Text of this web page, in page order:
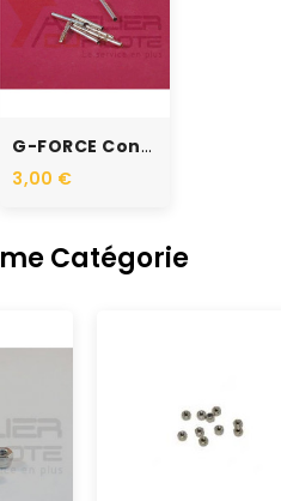
G-FORCE Connecteur Or 2mm...
3,00 €
Catégorie